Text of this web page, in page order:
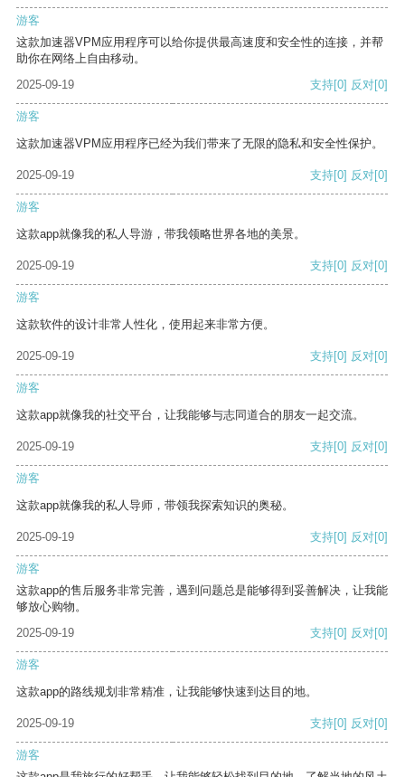
游客
这款加速器VPM应用程序可以给你提供最高速度和安全性的连接，并帮
助你在网络上自由移动。
2025-09-19
支持[0] 反对[0]
游客
这款加速器VPM应用程序已经为我们带来了无限的隐私和安全性保护。
2025-09-19 支持[0] 反对[0]
游客
这款app就像我的私人导游，带我领略世界各地的美景。
2025-09-19 支持[0] 反对[0]
游客
这款软件的设计非常人性化，使用起来非常方便。
2025-09-19 支持[0] 反对[0]
游客
这款app就像我的社交平台，让我能够与志同道合的朋友一起交流。
2025-09-19 支持[0] 反对[0]
游客
这款app就像我的私人导师，带领我探索知识的奥秘。
2025-09-19 支持[0] 反对[0]
游客
这款app的售后服务非常完善，遇到问题总是能够得到妥善解决，让我能
够放心购物。
2025-09-19
支持[0] 反对[0]
游客
这款app的路线规划非常精准，让我能够快速到达目的地。
2025-09-19 支持[0] 反对[0]
游客